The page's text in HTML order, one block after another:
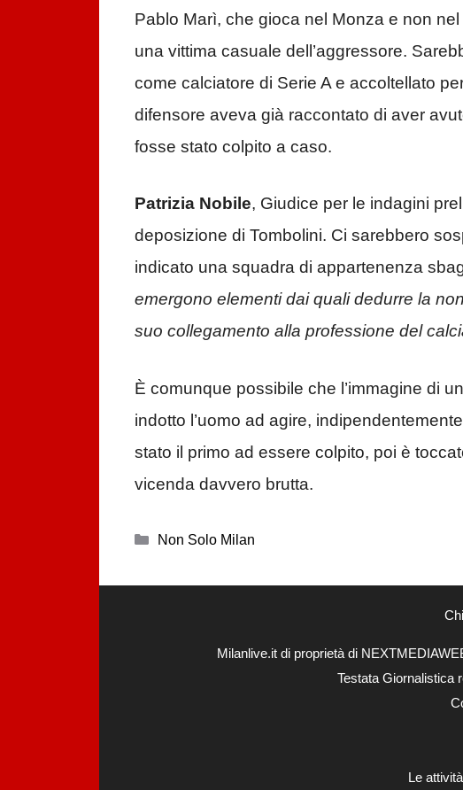
Pablo Marì, che gioca nel Monza e non
una vittima casuale dell’aggressore.
come calciatore di Serie A e accoltellato
difensore aveva già raccontato di aver
fosse stato colpito a caso.
Patrizia Nobile, Giudice per le indagini
deposizione di Tombolini. Ci sarebbero
indicato una squadra di appartenenza
emergono elementi dai quali dedurre la
suo collegamento alla professione del
È comunque possibile che l’immagine di
indotto l’uomo ad agire,
stato il primo ad essere colpito, poi è
vicenda davvero brutta.
Categorie
Non Solo Milan
Milanlive.it di proprietà di
Testata Giornalistica
Le